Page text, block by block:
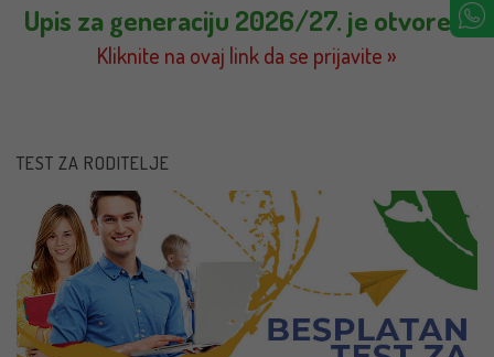
TEST ZA RODITELJE
Upis za generaciju 2026/27. je otvoren!
Kliknite na ovaj link da se prijavite »